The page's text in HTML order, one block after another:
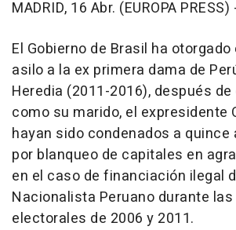
MADRID, 16 Abr. (EUROPA PRESS)
El Gobierno de Brasil ha
asilo a la ex primera dama de
Heredia (2011-2016), después
como su marido, el expresidente
hayan sido condenados a quince
por blanqueo de capitales en
en el caso de financiación ilegal
Nacionalista Peruano durante
electorales de 2006 y 2011.